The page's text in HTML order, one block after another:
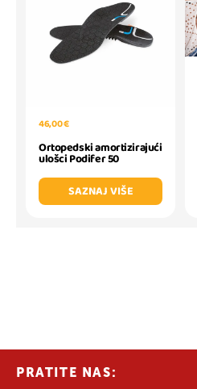
46,00 €
Ortopedski amortizirajući
ulošci Podifer 50
SAZNAJ VIŠE
PRATITE NAS: